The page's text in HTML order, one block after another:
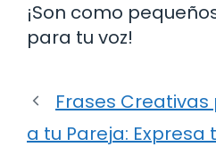
¡Son como
para tu voz!
Frases Creativas
a tu Pareja: Expresa